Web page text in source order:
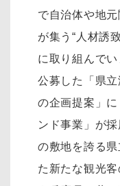
で自治体や地
が集う“人材誘
に取り組んで
公募した「県
の企画提案」
ンド事業」が
の敷地を誇る
た新たな観光